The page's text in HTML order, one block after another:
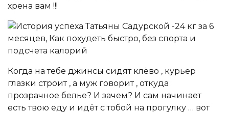
хрена вам !!!
Когда на тебе джинсы сидят клёво , курьер
глазки строит , а муж говорит , откуда
прозрачное белье? И зачем? И сам начинает
есть твою еду и идёт с тобой на прогулку … вот